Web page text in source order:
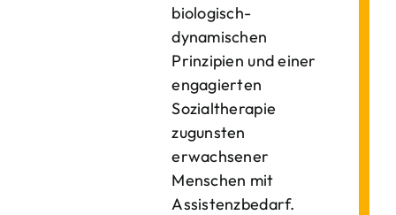
biologisch-
dynamischen
Prinzipien und einer
engagierten
Sozialtherapie
zugunsten
erwachsener
Menschen mit
Assistenzbedarf.